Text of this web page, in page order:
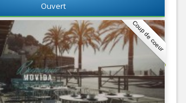
Ouvert
Coup de coeur